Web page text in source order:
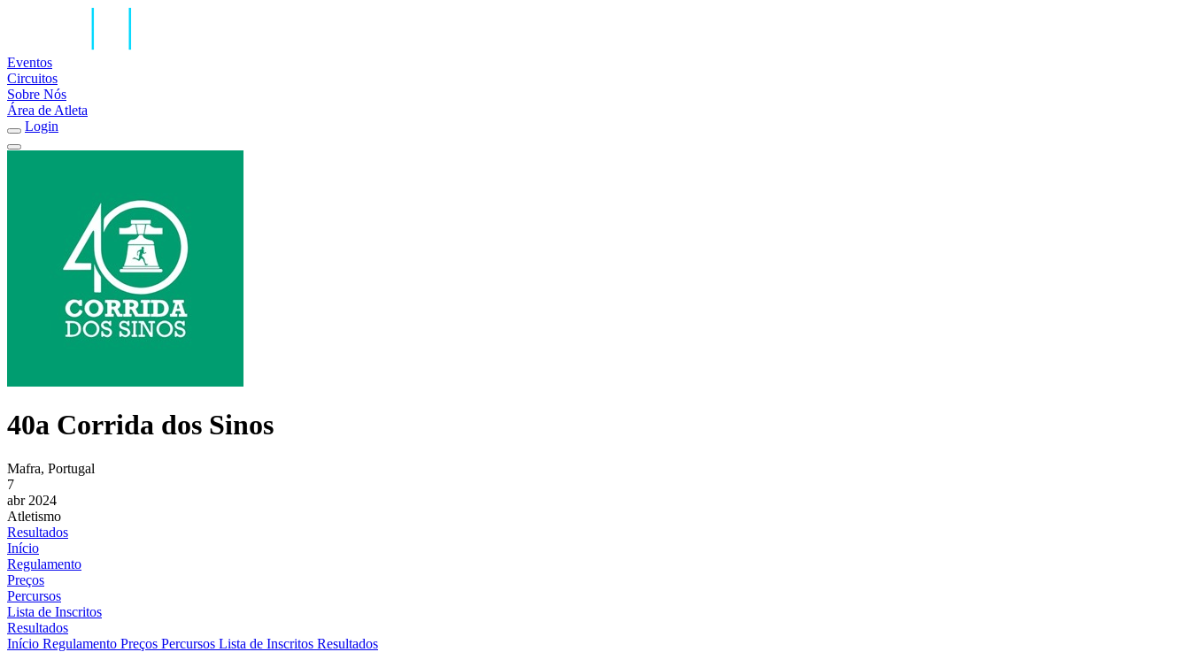
Eventos
Circuitos
Sobre Nós
Área de Atleta
Login
40a Corrida dos Sinos
Mafra, Portugal
7
abr 2024
Atletismo
Resultados
Início
Regulamento
Preços
Percursos
Lista de Inscritos
Resultados
Início Regulamento Preços Percursos Lista de Inscritos Resultados